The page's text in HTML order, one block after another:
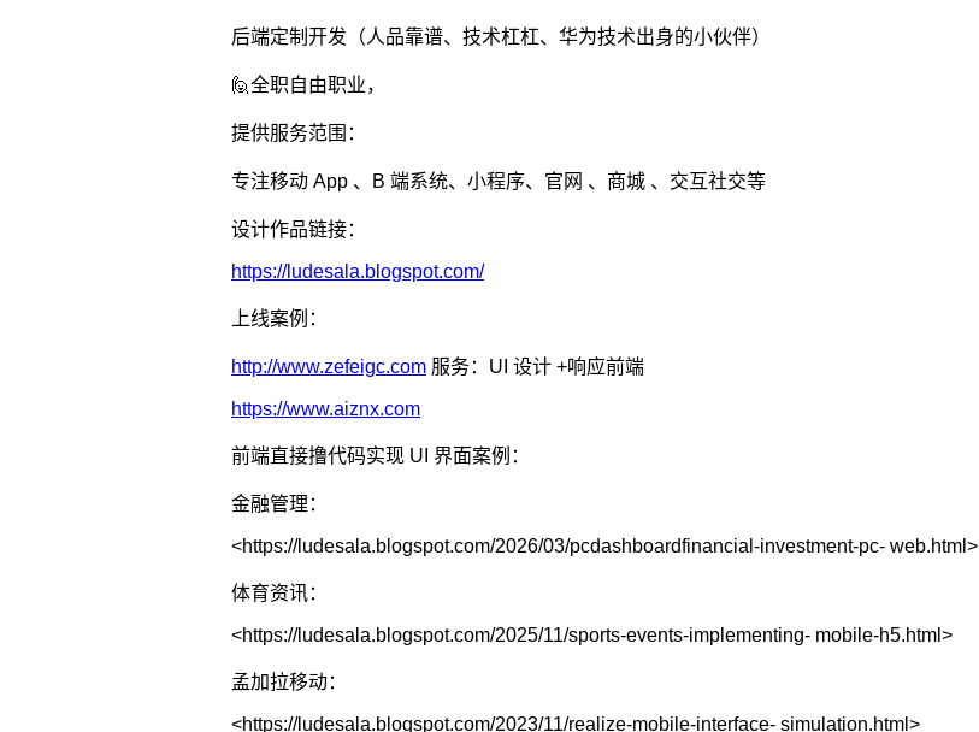
🙋全职自由职业，
提供服务范围：
专注移动 App 、B 端系统、小程序、官网 、商城 、交互社交等
设计作品链接：
https://ludesala.blogspot.com/
上线案例：
http://www.zefeigc.com 服务：UI 设计 +响应前端
https://www.aiznx.com
前端直接撸代码实现 UI 界面案例：
金融管理：
<https://ludesala.blogspot.com/2026/03/pcdashboardfinancial-investment-pc- web.html>
体育资讯：
<https://ludesala.blogspot.com/2025/11/sports-events-implementing- mobile-h5.html>
孟加拉移动：
<https://ludesala.blogspot.com/2023/11/realize-mobile-interface- simulation.html>